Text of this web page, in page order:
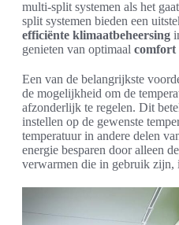
multi-split systemen als het
split systemen bieden een
efficiënte klimaatbeheersing
genieten van optimaal comfort
Een van de belangrijkste
de mogelijkheid om de
afzonderlijk te regelen. Dit
instellen op de gewenste
temperatuur in andere delen
energie besparen door alleen
verwarmen die in gebruik zijn,